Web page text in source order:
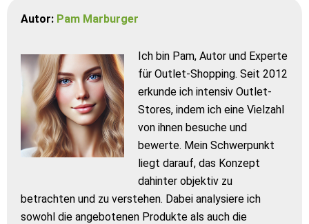
Autor: Pam Marburger
Ich bin Pam, Autor und Experte
für Outlet-Shopping. Seit 2012
erkunde ich intensiv Outlet-
Stores, indem ich eine Vielzahl
von ihnen besuche und
bewerte. Mein Schwerpunkt
liegt darauf, das Konzept
dahinter objektiv zu
betrachten und zu verstehen. Dabei analysiere ich
sowohl die angebotenen Produkte als auch die